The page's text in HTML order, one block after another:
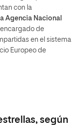
con la
Agencia Nacional
de
en el sistema
Europeo de
según